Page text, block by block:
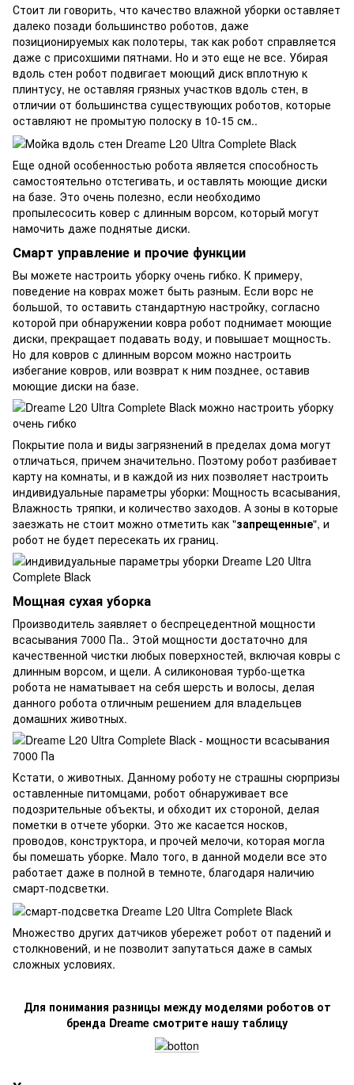
Стоит ли говорить, что качество влажной уборки оставляет
далеко позади большинство роботов, даже
позиционируемых как полотеры, так как робот справляется
даже с присохшими пятнами. Но и это еще не все. Убирая
вдоль стен робот подвигает моющий диск вплотную к
плинтусу, не оставляя грязных участков вдоль стен, в
отличии от большинства существующих роботов, которые
оставляют не промытую полоску в 10-15 см..
Еще одной особенностью робота является способность
самостоятельно отстегивать, и оставлять моющие диски
на базе. Это очень полезно, если необходимо
пропылесосить ковер с длинным ворсом, который могут
намочить даже поднятые диски.
Смарт управление и прочие функции
Вы можете настроить уборку очень гибко. К примеру,
поведение на коврах может быть разным. Если ворс не
большой, то оставить стандартную настройку, согласно
которой при обнаружении ковра робот поднимает моющие
диски, прекращает подавать воду, и повышает мощность.
Но для ковров с длинным ворсом можно настроить
избегание ковров, или возврат к ним позднее, оставив
моющие диски на базе.
Покрытие пола и виды загрязнений в пределах дома могут
отличаться, причем значительно. Поэтому робот разбивает
карту на комнаты, и в каждой из них позволяет настроить
индивидуальные параметры уборки: Мощность всасывания,
Влажность тряпки, и количество заходов. А зоны в которые
заезжать не стоит можно отметить как "запрещенные", и
робот не будет пересекать их границ.
Мощная сухая уборка
Производитель заявляет о беспрецедентной мощности
всасывания 7000 Па.. Этой мощности достаточно для
качественной чистки любых поверхностей, включая ковры с
длинным ворсом, и щели. А силиконовая турбо-щетка
робота не наматывает на себя шерсть и волосы, делая
данного робота отличным решением для владельцев
домашних животных.
Кстати, о животных. Данному роботу не страшны сюрпризы
оставленные питомцами, робот обнаруживает все
подозрительные объекты, и обходит их стороной, делая
пометки в отчете уборки. Это же касается носков,
проводов, конструктора, и прочей мелочи, которая могла
бы помешать уборке. Мало того, в данной модели все это
работает даже в полной в темноте, благодаря наличию
смарт-подсветки.
Множество других датчиков убережет робот от падений и
столкновений, и не позволит запутаться даже в самых
сложных условиях.
Для понимания разницы между моделями роботов от
бренда Dreame смотрите нашу таблицу